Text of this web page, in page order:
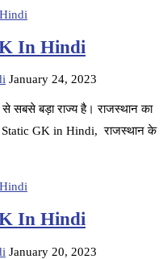
In Hindi
January 24, 2023
से सबसे बड़ा राज्य है। राजस्थान का
Static GK in Hindi, राजस्थान के
In Hindi
January 20, 2023